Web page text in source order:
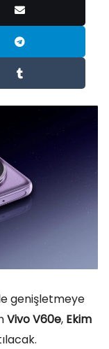
genişletmeye
Vivo V60e, Ekim